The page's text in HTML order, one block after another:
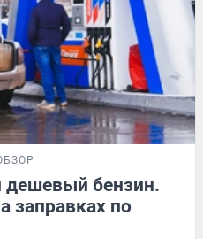
дешевый бензин.
заправках по